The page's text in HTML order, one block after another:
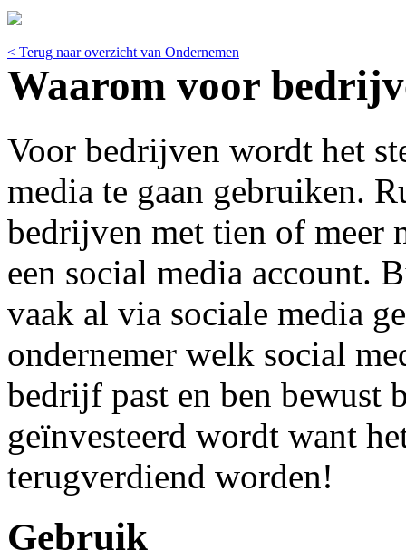
< Terug naar overzicht van Ondernemen
Waarom voor
Voor bedrijven wordt het
media te gaan gebruiken.
bedrijven met tien of meer
een social media account.
vaak al via sociale media
ondernemer welk social
bedrijf past en ben bewust
geïnvesteerd wordt want
terugverdiend worden!
Gebruik